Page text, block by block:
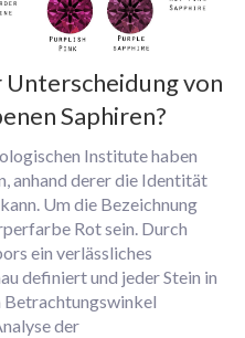
Unterscheidung von
Saphiren?
Institute haben
anhand derer die Identität
Um die Bezeichnung
Rot sein. Durch
ein verlässliches
definiert und jeder Stein in
Betrachtungswinkel
der